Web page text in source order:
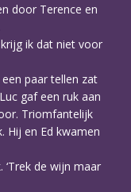
door Terence en
krijg ik dat niet voor
paar tellen zat
gaf een ruk aan
Triomfantelijk
Hij en Ed kwamen
‘Trek de wijn maar